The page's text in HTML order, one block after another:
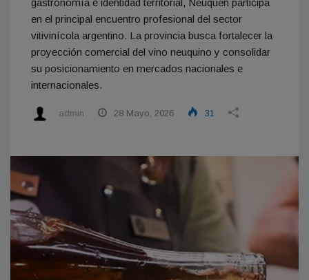
en el principal encuentro profesional del sector
vitivinícola argentino. La provincia busca fortalecer la
proyección comercial del vino neuquino y consolidar
su posicionamiento en mercados nacionales e
internacionales.
admin 28 Mayo, 2026 31